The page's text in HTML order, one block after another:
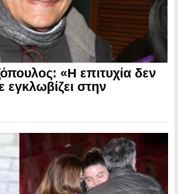
«Η επιτυχία δεν
εγκλωβίζει στην